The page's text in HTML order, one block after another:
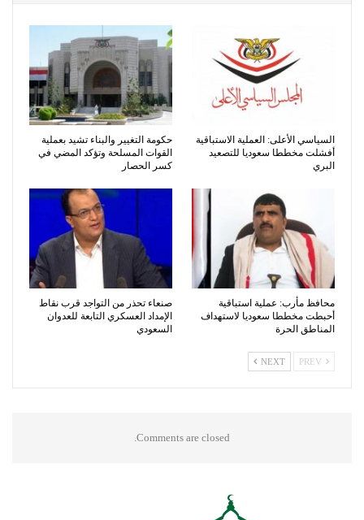
السياسي الأعلى: العملية الاستباقية
أفشلت مخططا سعوديا للتصعيد
البري
حكومة التغيير والبناء تشيد بعملية
القوات المسلحة وتؤكد المضي في
كسر الحصار
محافظ مأرب: عملية استباقية
أحبطت مخططا سعوديا لاستهداف
المناطق الحرة
صنعاء تحذر من التواجد قرب نقاط
الإمداد العسكري التابعة للعدوان
السعودي
NEXT
Comments are closed.